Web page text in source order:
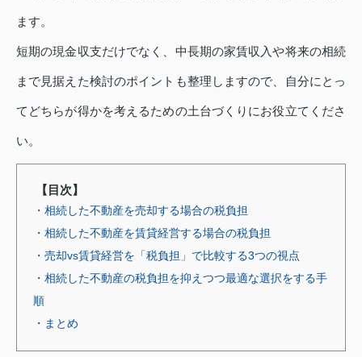
ます。
短期の現金収支だけでなく、中長期の家賃収入や将来の相続
まで見据えた検討のポイントも整理しますので、自分にとっ
てどちらが得かを考えるための土台づくりにお役立てくださ
い。
【目次】
・相続した不動産を売却する場合の税負担
・相続した不動産を賃貸経営する場合の税負担
・売却vs賃貸経営を「税負担」で比較する3つの視点
・相続した不動産の税負担を抑えつつ最適な選択をする手
順
・まとめ